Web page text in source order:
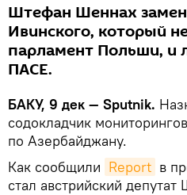
Штефан Шеннах
Ивинского, который
парламент Польши, и
ПАСЕ.
БАКУ, 9 дек — Sputnik.
содокладчик
по Азербайджану.
Как сообщили Report в
стал австрийский